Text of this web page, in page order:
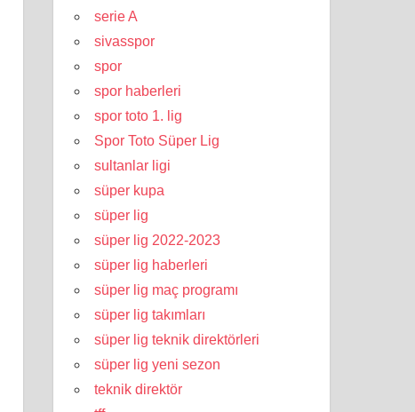
serie A
sivasspor
spor
spor haberleri
spor toto 1. lig
Spor Toto Süper Lig
sultanlar ligi
süper kupa
süper lig
süper lig 2022-2023
süper lig haberleri
süper lig maç programı
süper lig takımları
süper lig teknik direktörleri
süper lig yeni sezon
teknik direktör